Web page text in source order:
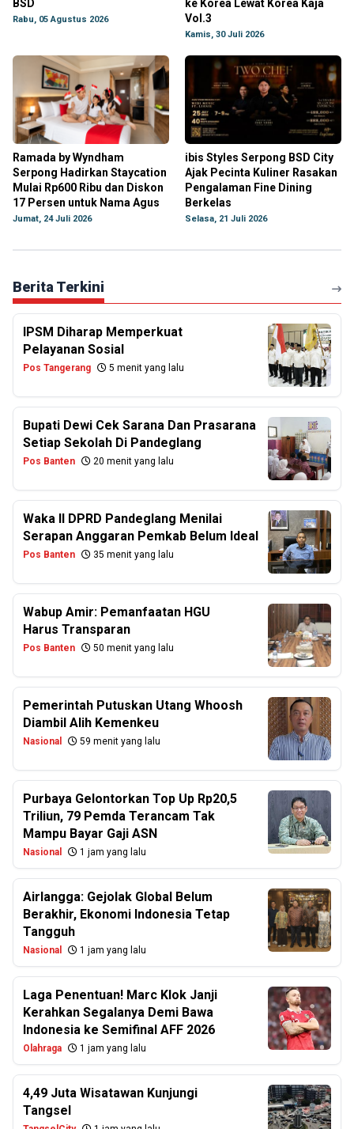
BSD
Rabu, 05 Agustus 2026
ke Korea Lewat Korea Kaja
Vol.3
Kamis, 30 Juli 2026
Ramada by Wyndham
Serpong Hadirkan Staycation
Mulai Rp600 Ribu dan Diskon
17 Persen untuk Nama Agus
Jumat, 24 Juli 2026
ibis Styles Serpong BSD City
Ajak Pecinta Kuliner Rasakan
Pengalaman Fine Dining
Berkelas
Selasa, 21 Juli 2026
Berita Terkini
IPSM Diharap Memperkuat
Pelayanan Sosial
Pos Tangerang 5 menit yang lalu
Bupati Dewi Cek Sarana Dan Prasarana
Setiap Sekolah Di Pandeglang
Pos Banten 20 menit yang lalu
Waka II DPRD Pandeglang Menilai
Serapan Anggaran Pemkab Belum Ideal
Pos Banten 35 menit yang lalu
Wabup Amir: Pemanfaatan HGU
Harus Transparan
Pos Banten 50 menit yang lalu
Pemerintah Putuskan Utang Whoosh
Diambil Alih Kemenkeu
Nasional 59 menit yang lalu
Purbaya Gelontorkan Top Up Rp20,5
Triliun, 79 Pemda Terancam Tak
Mampu Bayar Gaji ASN
Nasional 1 jam yang lalu
Airlangga: Gejolak Global Belum
Berakhir, Ekonomi Indonesia Tetap
Tangguh
Nasional 1 jam yang lalu
Laga Penentuan! Marc Klok Janji
Kerahkan Segalanya Demi Bawa
Indonesia ke Semifinal AFF 2026
Olahraga 1 jam yang lalu
4,49 Juta Wisatawan Kunjungi
Tangsel